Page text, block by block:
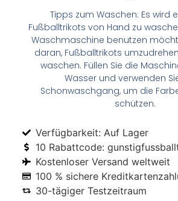
Tipps zum Waschen: Es wird
Fußballtrikots von Hand zu
Waschmaschine benutzen
daran, Fußballtrikots
waschen. Füllen Sie die
Wasser und verwenden
Schonwaschgang, um die
schützen.
Verfügbarkeit: Auf Lager
10 Rabattcode:
Kostenloser Versand weltweit
100 % sichere
30-tägiger Testzeitraum